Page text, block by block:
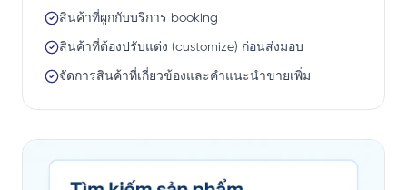
สินค้าที่ผูกกับบริการ booking
สินค้าที่ต้องปรับแต่ง (customize) ก่อนส่งมอบ
จัดการสินค้าที่เกี่ยวข้องและคำแนะนำขายเพิ่ม